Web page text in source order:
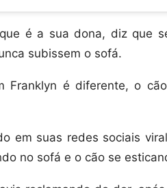
é a sua dona, diz que
subissem o sofá.
Franklyn é diferente, o
em suas redes sociais
no sofá e o cão se